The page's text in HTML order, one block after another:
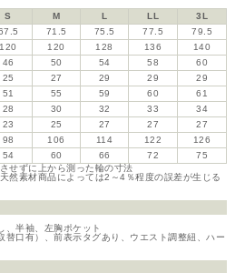
S M L LL
3L
71.5 75.5 77.5
79.5
120 120 128 136
140
46 50 54 58
60
25 27 29 29
29
51 55 59 60
61
28 30 32 33
34
23 25 27 27
27
98 106 114 122
126
54 60 66 72
75
せずに上から測った輪の寸法
然素材商品によっては2～4％程度の誤差が生じる
、半袖、左胸ポケット
替口有）、前表示タグあり、ウエスト調整紐、ハー